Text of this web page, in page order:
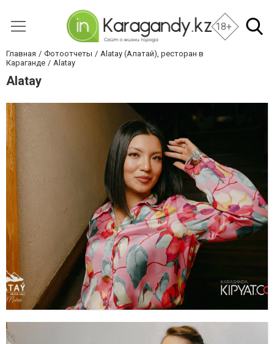
18+
Главная Фотоотчеты
Alatay (Алатай), ресторан в
Караганде
Alatay
Alatay